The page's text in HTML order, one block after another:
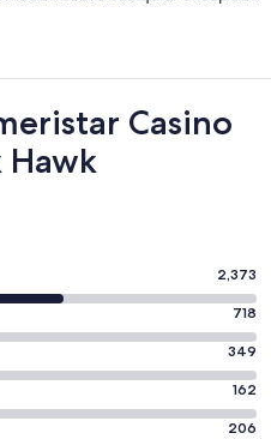
Casino
Hawk
2,373
718
349
162
206